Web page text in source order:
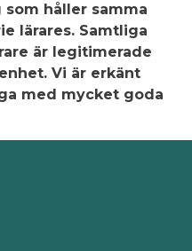
håller samma
lärares. Samtliga
är legitimerade
Vi är erkänt
med mycket goda